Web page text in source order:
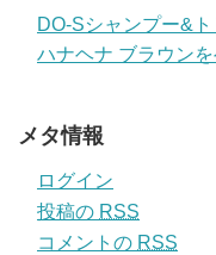
DO-Sシャンプー&
ハナヘナ ブラウン
メタ情報
ログイン
投稿の RSS
コメントの RSS